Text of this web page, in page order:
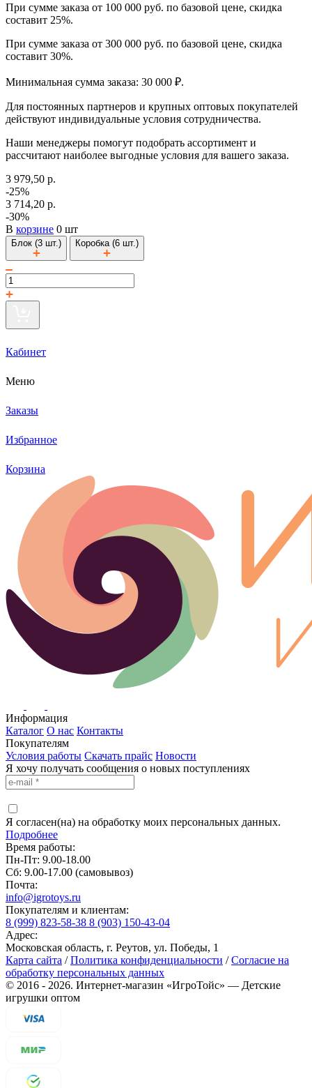
При сумме заказа от 100 000 руб. по базовой цене, скидка
составит 25%.
При сумме заказа от 300 000 руб. по базовой цене, скидка
составит 30%.
Минимальная сумма заказа: 30 000 ₽.
Для постоянных партнеров и крупных оптовых покупателей
действуют индивидуальные условия сотрудничества.
Наши менеджеры помогут подобрать ассортимент и
рассчитают наиболее выгодные условия для вашего заказа.
3 979,50 р.
-25%
3 714,20 р.
-30%
В корзине 0 шт
Блок (3 шт.) Коробка (6 шт.)
Кабинет
Меню
Заказы
Избранное
Корзина
Информация
Каталог О нас Контакты
Покупателям
Условия работы Скачать прайс Новости
Я хочу получать сообщения о новых поступлениях
Я согласен(на) на обработку моих персональных данных.
Подробнее
Время работы:
Пн-Пт: 9.00-18.00
Сб: 9.00-17.00 (самовывоз)
Почта:
info@igrotoys.ru
Покупателям и клиентам:
8 (999) 823-58-38 8 (903) 150-43-04
Адрес:
Московская область, г. Реутов, ул. Победы, 1
Карта сайта /Политика конфиденциальности /Согласие на
обработку персональных данных
© 2016 - 2026. Интернет-магазин «ИгроТойс» — Детские
игрушки оптом